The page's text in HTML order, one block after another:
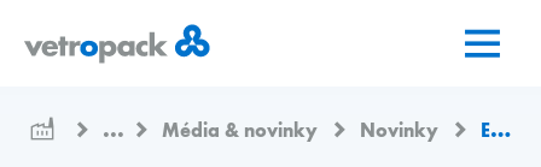
stránku
...
Média & novinky Novinky Evropský průmysl obalového skla na cestě k dosažení uhlíkové neutrality vyzývá k rychlému přístupu k nízkoemisní energetické infrastruktuře